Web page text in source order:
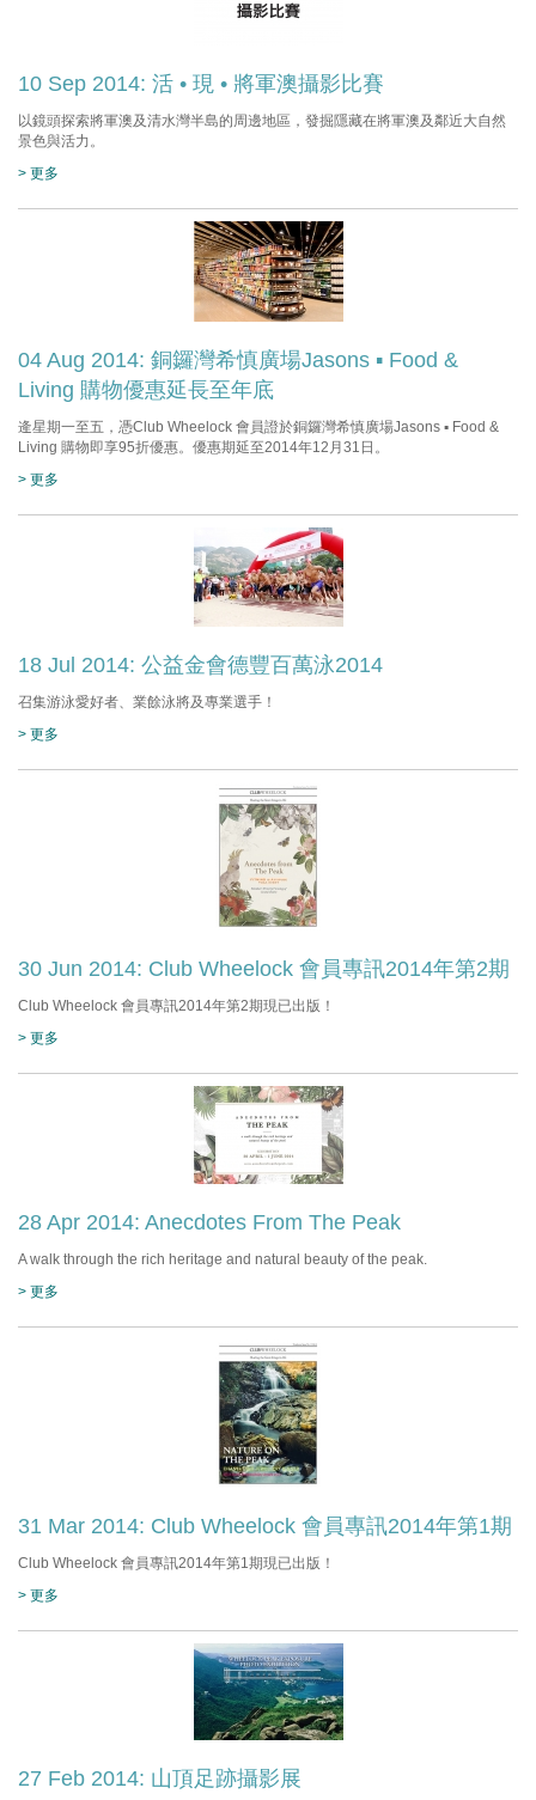
10 Sep 2014: 活 • 現 • 將軍澳攝影比賽
以鏡頭探索將軍澳及清水灣半島的周邊地區，發掘隱藏在將軍澳及鄰近大自然
景色與活力。
> 更多
04 Aug 2014: 銅鑼灣希慎廣場Jasons ▪ Food &
Living 購物優惠延長至年底
逄星期一至五，憑Club Wheelock 會員證於銅鑼灣希慎廣場Jasons ▪ Food &
Living 購物即享95折優惠。優惠期延至2014年12月31日。
> 更多
18 Jul 2014: 公益金會德豐百萬泳2014
召集游泳愛好者、業餘泳將及專業選手！
> 更多
30 Jun 2014: Club Wheelock 會員專訊2014年第2期
Club Wheelock 會員專訊2014年第2期現已出版！
> 更多
28 Apr 2014: Anecdotes From The Peak
A walk through the rich heritage and natural beauty of the peak.
> 更多
31 Mar 2014: Club Wheelock 會員專訊2014年第1期
Club Wheelock 會員專訊2014年第1期現已出版！
> 更多
27 Feb 2014: 山頂足跡攝影展